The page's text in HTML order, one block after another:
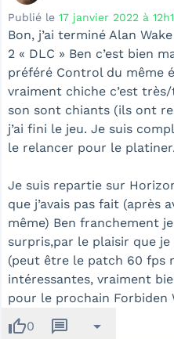
Publié le 17 janvier 2022 à
Bon, j’ai terminé Alan
2 « DLC » Ben c’est bien
préféré Control du même
vraiment chiche c’est
son sont chiants (ils ont
j’ai fini le jeu. Je suis
le relancer pour le platiner.
Je suis repartie sur
que j’avais pas fait (après
même) Ben franchement
surpris,par le plaisir que
(peut être le patch 60 fps
intéressantes, vraiment
pour le prochain Forbiden
thumb_up0 message arrow_drop_down